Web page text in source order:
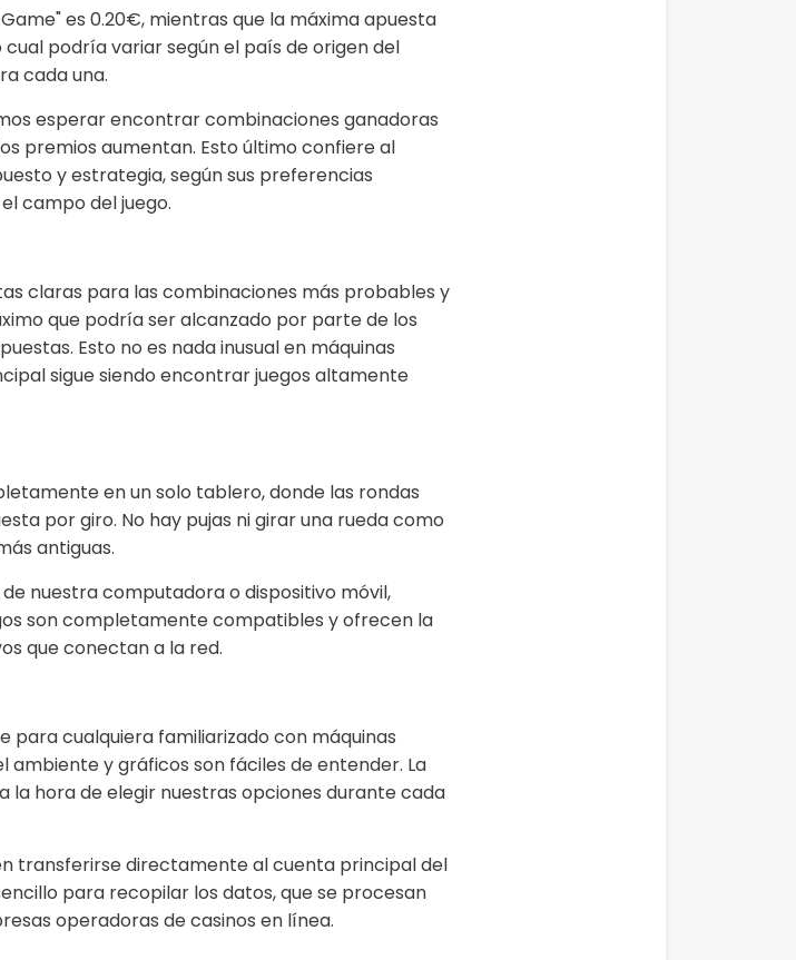
es 0.20€, mientras que la máxima apuesta
podría variar según el país de origen del
cada una.
esperar encontrar combinaciones ganadoras
premios aumentan. Esto último confiere al
y estrategia, según sus preferencias
campo del juego.
claras para las combinaciones más probables y
que podría ser alcanzado por parte de los
Esto no es nada inusual en máquinas
sigue siendo encontrar juegos altamente
en un solo tablero, donde las rondas
por giro. No hay pujas ni girar una rueda como
antiguas.
nuestra computadora o dispositivo móvil,
son completamente compatibles y ofrecen la
que conectan a la red.
para cualquiera familiarizado con máquinas
y gráficos son fáciles de entender. La
hora de elegir nuestras opciones durante cada
transferirse directamente al cuenta principal del
para recopilar los datos, que se procesan
operadoras de casinos en línea.